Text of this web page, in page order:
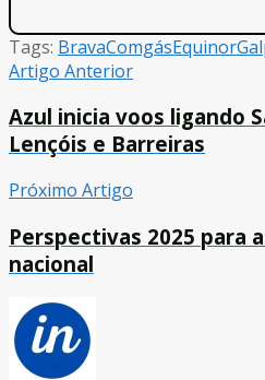
Tags: BravaComgásEquinor
Artigo Anterior
Azul inicia voos ligando
Lençóis e Barreiras
Próximo Artigo
Perspectivas 2025 para
nacional